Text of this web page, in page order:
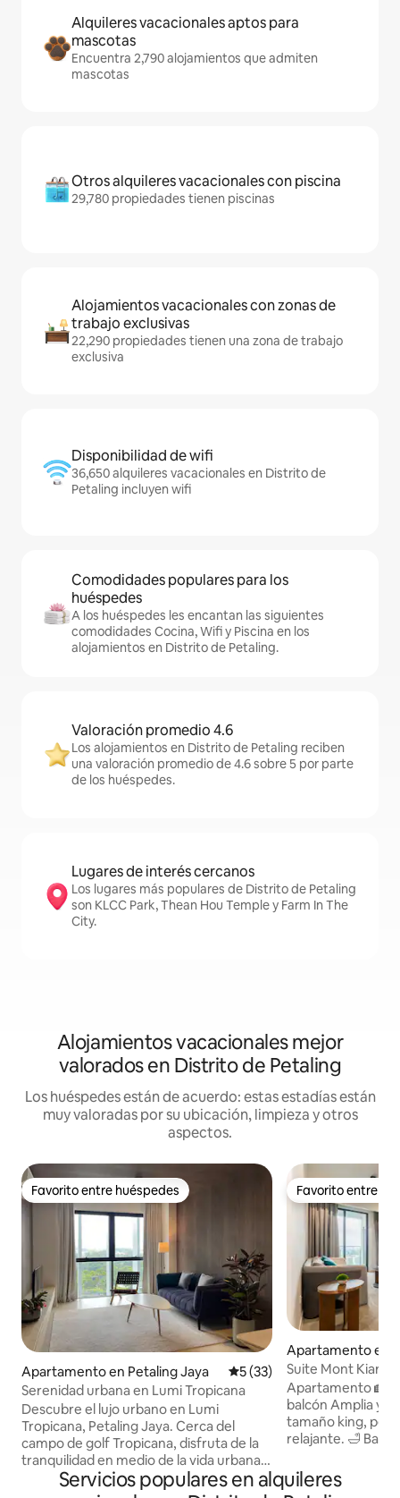
Alquileres vacacionales aptos para
mascotas
Encuentra 2,790 alojamientos que admiten
mascotas
Otros alquileres vacacionales con piscina
29,780 propiedades tienen piscinas
Alojamientos vacacionales con zonas de
trabajo exclusivas
22,290 propiedades tienen una zona de trabajo
exclusiva
Disponibilidad de wifi
36,650 alquileres vacacionales en Distrito de
Petaling incluyen wifi
Comodidades populares para los
huéspedes
A los huéspedes les encantan las siguientes
comodidades Cocina, Wifi y Piscina en los
alojamientos en Distrito de Petaling.
Valoración promedio 4.6
Los alojamientos en Distrito de Petaling reciben
una valoración promedio de 4.6 sobre 5 por parte
de los huéspedes.
Lugares de interés cercanos
Los lugares más populares de Distrito de Petaling
son KLCC Park, Thean Hou Temple y Farm In The
City.
Alojamientos vacacionales mejor
valorados en Distrito de Petaling
Los huéspedes están de acuerdo: estas estadías están
muy valoradas por su ubicación, limpieza y otros
aspectos.
Favorito entre huéspedes
Favorito entre huéspedes
Apartamento en Petaling Jaya Calificación promedio: 5 de
5 (33)
Serenidad urbana en Lumi Tropicana
Descubre el lujo urbano en Lumi
Tropicana, Petaling Jaya. Cerca del
campo de golf Tropicana, disfruta de la
tranquilidad en medio de la vida urbana.
Confort elegante, servicios de primera
categoría, fácil acceso a restaurantes y
Favorito entre
Favorito entre
Apartamento en
Suite Mont Kiara
dormitorio 1-2
Apartamento 🏡
balcón Amplia y
tamaño king,
relajante. 🛁 Baño: Equipado con agua
bañera 🛠️ Las instalaciones incluyen:
Ollas, sartenes,
Servicios populares en alquileres